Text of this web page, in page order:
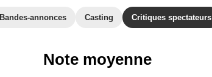
Bandes-annonces Casting Critiques spectateurs
Note moyenne